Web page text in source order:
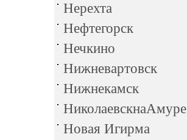
Нерехта
Нефтегорск
Нечкино
Нижневартовск
Нижнекамск
НиколаевскнаАмуре
Новая Игирма